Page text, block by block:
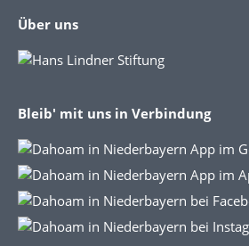
Über uns
Bleib' mit uns in Verbindung